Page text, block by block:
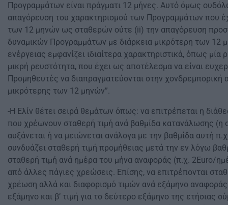
Προγραμμάτων είναι πράγματι 12 μήνες. Αυτό όμως
απαγόρευση του χαρακτηρισμού των Προγραμμάτων που
των 12 μηνών ως σταθερών ούτε (ii) την απαγόρευση
δυναμικών Προγραμμάτων με διάρκεια μικρότερη των 12
ενέργειας εμφανίζει ιδιαίτερα χαρακτηριστικά, όπως
μικρή ρευστότητα, που έχει ως αποτέλεσμα να είναι
Προμηθευτές να διαπραγματεύονται στην χονδρεμπορική
μικρότερης των 12 μηνών”.
-Η Ελίν θέτει σειρά θεμάτων όπως: να επιτρέπεται η
που χρέωνουν σταθερή τιμή ανά βαθμίδα κατανάλωσης (η
αυξάνεται ή να μειώνεται ανάλογα με την βαθμίδα αυτή
συνδυάζει σταθερή τιμή προμήθειας μετά την εν λόγω
σταθερή τιμή ανά ημέρα του μήνα αναφοράς (π.χ. 2Euro/
από άλλες πάγιες χρεώσεις. Επίσης, να επιτρέπονται
χρέωση αλλά και διαφορισμό τιμών ανά εξάμηνο αναφοράς
εξάμηνο και β’ τιμή για το δεύτερο εξάμηνο της ετήσιας